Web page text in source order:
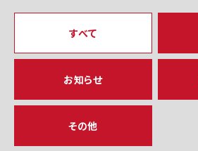
すべて
お知らせ
その他